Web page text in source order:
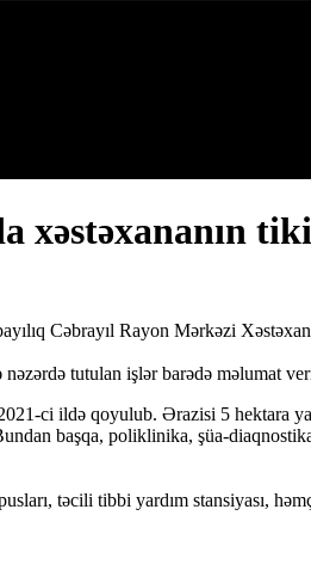
xəstəxananın
Cəbrayıl Rayon Mərkəzi
tutulan işlər barədə məlumat
ci ildə qoyulub. Ərazisi 5 hektara
başqa, poliklinika, şüa-
təcili tibbi yardım stansiyası,